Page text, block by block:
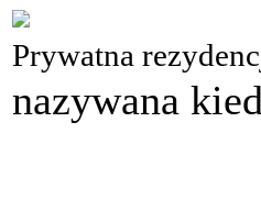
Prywatna
nazywana